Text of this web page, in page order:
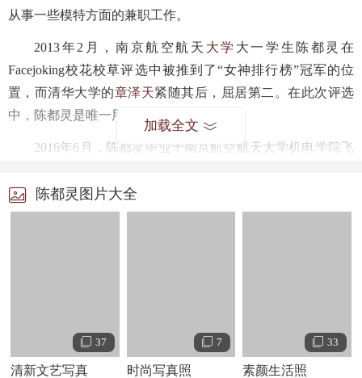
从事一些模特方面的兼职工作。
2013年2月，南京航空航天 大学 大一学生陈都灵在
Facejoking校花校草评选中被推到了“女神排行榜”冠军的位
置，而清华大学的章泽天紧随其后，屈居第二。在此次评选
中，陈都灵是唯一用证件照评比的女生。
2016年6月，陈都灵毕业于南京航空航天大学机电学院飞
也是她首次担任电影女主角。这部电影取自于青春文学作家
饶雪漫的小说，于8月11日正式在集美大学财经学院开拍。
加载全文
陈都灵图片大全
37
清新文艺写真
7
时尚写真照
33
素颜生活照